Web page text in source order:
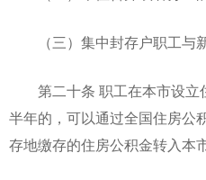
（三）集中封存户职工与新
第二十条 职工在本市设立
半年的，可以通过全国住房公
存地缴存的住房公积金转入本